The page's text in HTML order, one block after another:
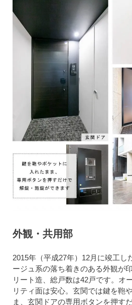
外観・共用部
2015年（平成27年）12月に竣工し
ージュ系の落ち着きのある外観が
リート造、総戸数は42戸です。オ
リティ面は安心。玄関では鍵を鞄
ま、玄関ドアの専用ボタンを押す